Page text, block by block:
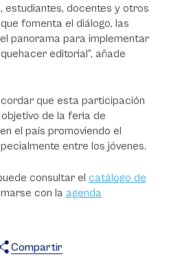
estudiantes, docentes y otros
fomenta el diálogo, las
panorama para implementar
editorial”, añade
que esta participación
de la feria de
el país promoviendo el
entre los jóvenes.
consultar el catálogo de
con la agenda
Compartir